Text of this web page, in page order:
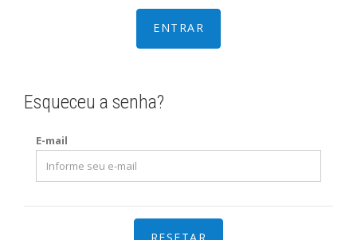
Esqueceu a senha?
E-mail